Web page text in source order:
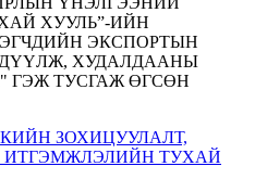
ЗОХИЦУУЛАЛТ,
ТУХАЙ